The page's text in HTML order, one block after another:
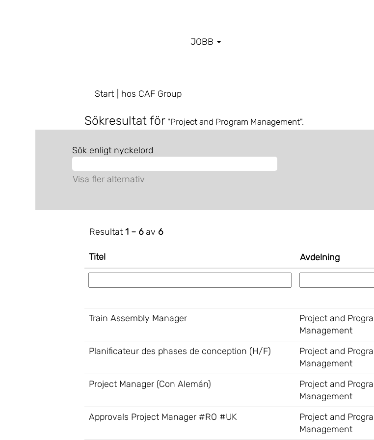
JOBB
Start hos CAF Group(aktuell
Sökresultat för "Project and Program Management".
Sök enligt nyckelord
Visa fler alternativ
Resultat 1 – 6av 6
Titel Avdelning
Train Assembly Manager
Project and
Management
Planificateur des phases de conception (H/F)
Project and
Management
Project Manager (Con Alemán)
Project and
Management
Approvals Project Manager #RO #UK
Project and
Management